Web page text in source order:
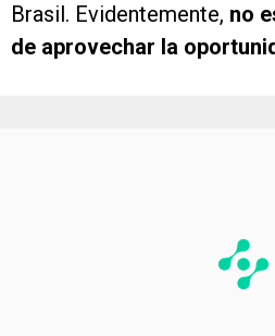
Brasil. Evidentemente, no
de aprovechar la